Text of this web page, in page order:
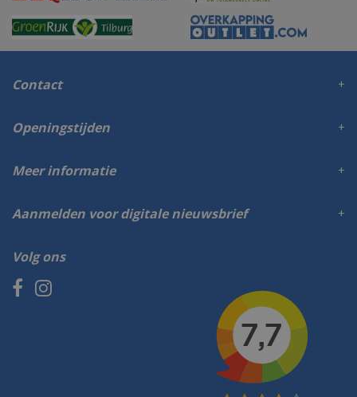
Contact
Volg ons
Openingstijden
Meer informatie
Aanmelden voor digitale nieuwsbrief